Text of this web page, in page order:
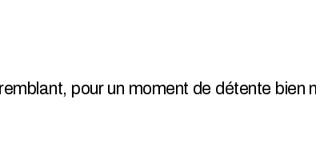
pour un moment de détente bien